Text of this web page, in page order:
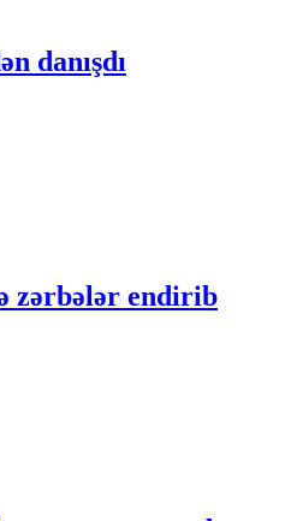
danışdı
zərbələr endirib